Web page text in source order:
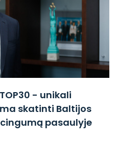
- unikali
skatinti Baltijos
pasaulyje